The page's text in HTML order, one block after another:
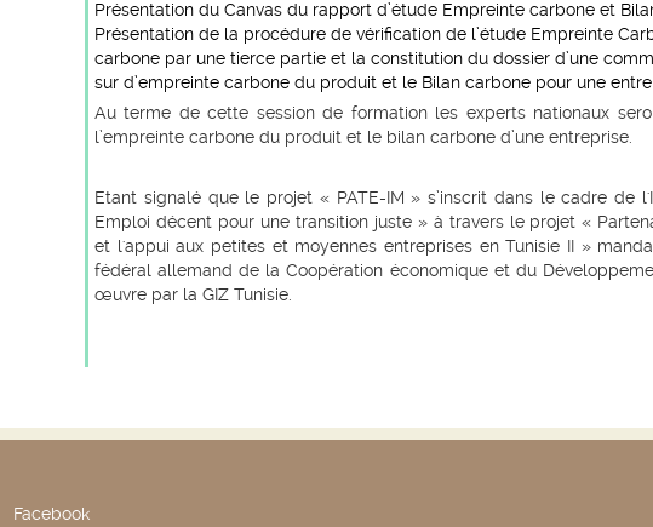
Présentation du Canvas du rapport d’étude Empreinte carbone et
Présentation de la procédure de vérification de l’étude Empreinte
carbone par une tierce partie et la constitution du dossier d’une
sur d’empreinte carbone du produit et le Bilan carbone pour une
Au terme de cette session de formation les experts nationaux
l’empreinte carbone du produit et le bilan carbone d’une entreprise.
Etant signalé que le projet « PATE-IM » s’inscrit dans le cadre de
Emploi décent pour une transition juste » à travers le projet «
et l'appui aux petites et moyennes entreprises en Tunisie II »
fédéral allemand de la Coopération économique et du
œuvre par la GIZ Tunisie.
Facebook